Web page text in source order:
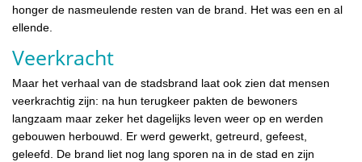
honger de nasmeulende resten van de brand. Het was een en al
ellende.
Veerkracht
Maar het verhaal van de stadsbrand laat ook zien dat mensen
veerkrachtig zijn: na hun terugkeer pakten de bewoners
langzaam maar zeker het dagelijks leven weer op en werden
gebouwen herbouwd. Er werd gewerkt, getreurd, gefeest,
geleefd. De brand liet nog lang sporen na in de stad en zijn